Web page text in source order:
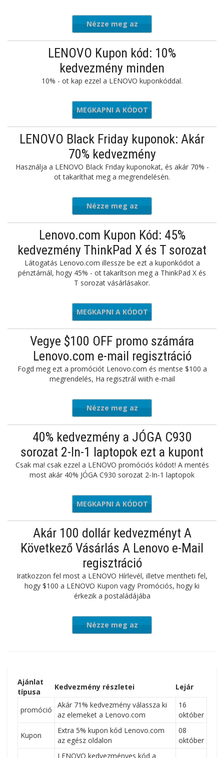
Nézze meg az
ajánlatot
LENOVO Kupon kód: 10%
kedvezmény minden
10% - ot kap ezzel a LENOVO kuponkóddal.
CGAMEON
MEGKAPNI A KÓDOT
LENOVO Black Friday kuponok: Akár
70% kedvezmény
Használja a LENOVO Black Friday kuponokat, és akár 70% -
ot takaríthat meg a megrendelésén.
Nézze meg az
ajánlatot
Lenovo.com Kupon Kód: 45%
kedvezmény ThinkPad X és T sorozat
Látogatás Lenovo.com illessze be ezt a kuponkódot a
pénztárnál, hogy 45% - ot takarítson meg a ThinkPad X és
T sorozat vásárlásakor.
INKDEAL
MEGKAPNI A KÓDOT
Vegye $100 OFF promo számára
Lenovo.com e-mail regisztráció
Fogd meg ezt a promóciót Lenovo.com és mentse $100 a
megrendelés, Ha regisztrál wiith e-mail
Nézze meg az
ajánlatot
40% kedvezmény a JÓGA C930
sorozat 2-In-1 laptopok ezt a kupont
Csak ma! csak ezzel a LENOVO promóciós kódot! A mentés
most akár 40% JÓGA C930 sorozat 2-In-1 laptopok
YYOGA40
MEGKAPNI A KÓDOT
Akár 100 dollár kedvezményt A
Következő Vásárlás A Lenovo e-Mail
regisztráció
Iratkozzon fel most a LENOVO Hírlevél, illetve mentheti fel,
hogy $100 a LENOVO Kupon vagy Promóciós, hogy ki
érkezik a postaládájába
Nézze meg az
Ajánlat
típusa
Kedvezmény részletei Lejár
promóció
Akár 71% kedvezmény válassza ki
az elemeket a Lenovo.com
16
október
Kupon
Extra 5% kupon kód Lenovo.com
az egész oldalon
08
október
LENOVO kedvezményes kód a